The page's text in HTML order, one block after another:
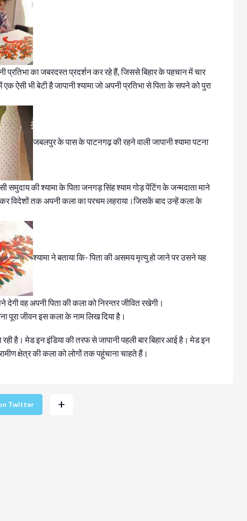
का जबरदस्त प्रदर्शन कर रहे हैं, जिससे बिहार के पहचान में चार
ऐसी भी बेटी है जापानी श्यामा जो अपनी प्रतिभा से पिता के सपने को पुरा
जबलपुर के पास के पाटनगढ़ की रहने वाली जापानी श्यामा पटना
समुदाय की श्यामा के पिता जनगड़ सिंह श्याम गोड़ पेंटिंग के जन्मदाता माने
विदेशों तक अपनी कला का परचम लहराया।जिसकें बाद उन्हें कला के
श्यामा ने बताया कि- पिता की असमय मृत्यु हो जाने पर उसने यह
देगी वह अपनी पिता की कला को निरन्तर जीवित रखेगी।
पूरा जीवन इस कला के नाम लिख दिया है।
है। मेड इन इंडिया की तरफ से जापानी पहली बार बिहार आई है। मेड इन
क्षेत्र की कला को लोगों तक पहूंचाना चाहते हैं।
Twitter +